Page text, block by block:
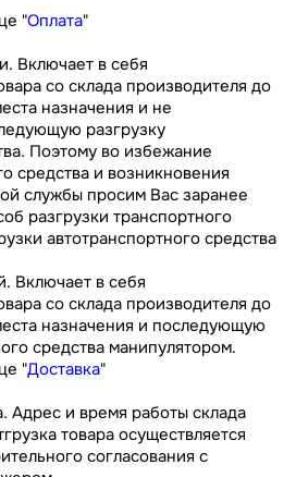
"Оплата"
Включает в себя
со склада производителя до
назначения и не
разгрузку
Поэтому во избежание
средства и возникновения
службы просим Вас заранее
разгрузки транспортного
автотранспортного средства
Включает в себя
со склада производителя до
назначения и последующую
средства манипулятором.
"Доставка"
Адрес и время работы склада
товара осуществляется
согласования с